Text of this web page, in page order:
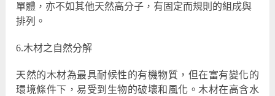
單體，亦不如其他天然高分子，有固定而規則的組成與
排列。
6.木材之自然分解
天然的木材為最具耐候性的有機物質，但在富有變化的
環境條件下，易受到生物的破壞和風化。木材在高含水